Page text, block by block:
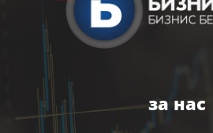
за нас